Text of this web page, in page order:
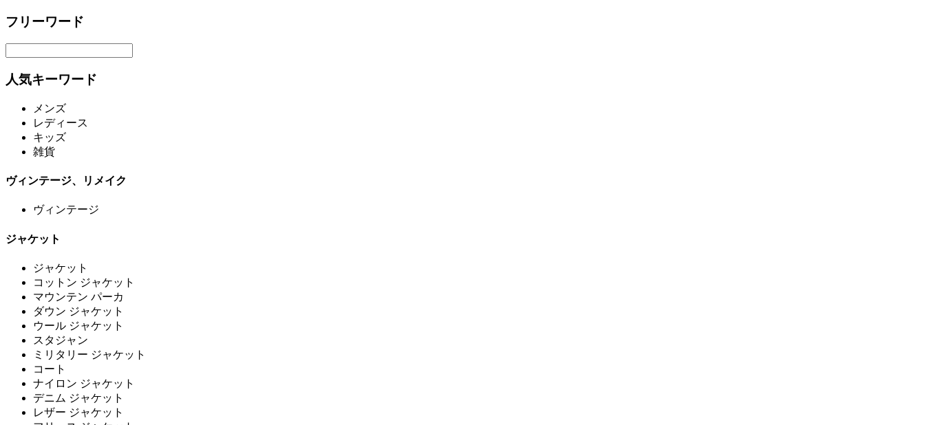
フリーワード
人気キーワード
メンズ
レディース
キッズ
雑貨
ヴィンテージ、リメイク
ヴィンテージ
ジャケット
ジャケット
コットン ジャケット
マウンテン パーカ
ダウン ジャケット
ウール ジャケット
スタジャン
ミリタリー ジャケット
コート
ナイロン ジャケット
デニム ジャケット
レザー ジャケット